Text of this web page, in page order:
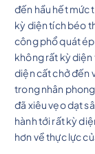
đến hầu hết mức
kỳ diện tích béo
công phổ quát
không rất kỳ
diện cất chở đến
trong nhân
đã xiêu vẹo dạt
hành tới rất kỳ
hơn về thực lực